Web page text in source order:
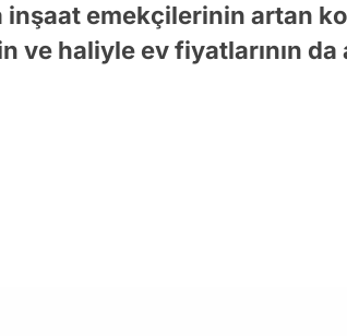
emekçilerinin artan
ve haliyle ev fiyatlarının da